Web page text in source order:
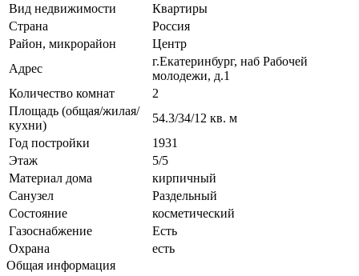
Вид недвижимости
Квартиры
Страна
Россия
Район, микрорайон
Центр
Адрес
г.Екатеринбург, наб Рабочей
молодежи, д.1
Количество комнат
2
Площадь (общая/жилая/
кухни)
54.3/34/12 кв. м
Год постройки
1931
Этаж
5/5
Материал дома
кирпичный
Санузел
Раздельный
Состояние
косметический
Газоснабжение
Есть
Охрана
есть
Общая информация